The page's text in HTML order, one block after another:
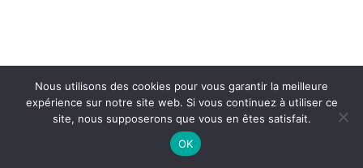
Nous utilisons des cookies pour vous garantir la meilleure
expérience sur notre site web. Si vous continuez à utiliser ce
site, nous supposerons que vous en êtes satisfait.
OK